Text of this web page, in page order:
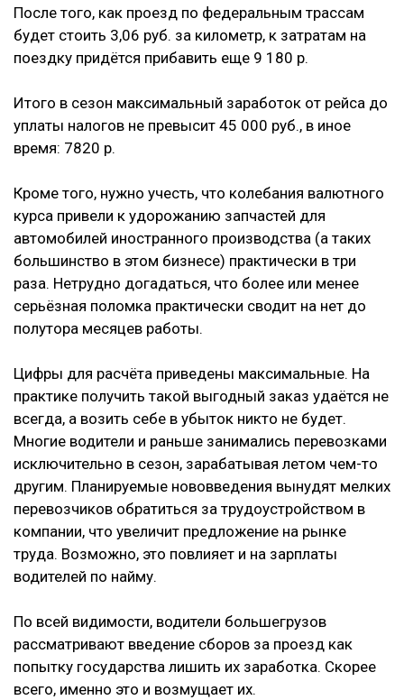
После того, как проезд по федеральным трассам
будет стоить 3,06 руб. за километр, к затратам на
поездку придётся прибавить еще 9 180 р.
Итого в сезон максимальный заработок от рейса до
уплаты налогов не превысит 45 000 руб., в иное
время: 7820 р.
Кроме того, нужно учесть, что колебания валютного
курса привели к удорожанию запчастей для
автомобилей иностранного производства (а таких
большинство в этом бизнесе) практически в три
раза. Нетрудно догадаться, что более или менее
серьёзная поломка практически сводит на нет до
полутора месяцев работы.
Цифры для расчёта приведены максимальные. На
практике получить такой выгодный заказ удаётся не
всегда, а возить себе в убыток никто не будет.
Многие водители и раньше занимались перевозками
исключительно в сезон, зарабатывая летом чем-то
другим. Планируемые нововведения вынудят мелких
перевозчиков обратиться за трудоустройством в
компании, что увеличит предложение на рынке
труда. Возможно, это повлияет и на зарплаты
водителей по найму.
По всей видимости, водители большегрузов
рассматривают введение сборов за проезд как
попытку государства лишить их заработка. Скорее
всего, именно это и возмущает их.